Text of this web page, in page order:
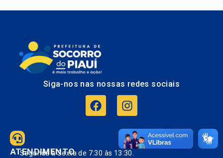
Siga-nos nas nossas redes sociais
ATENDIMENTO
Segunda à Sexta de 7:30 às 13:30.